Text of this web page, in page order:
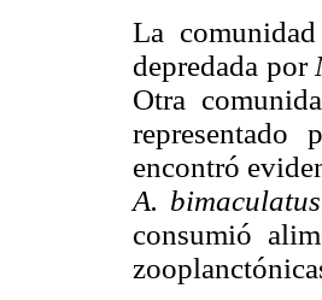
La
depredada por
Otra
representado
encontró
A. bimaculatus
consumió